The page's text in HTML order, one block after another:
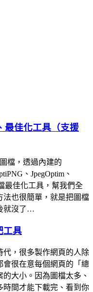
最佳化工具（支援
檔，透過內建的
、JpegOptim、
最佳化工具，幫我們全
法也很簡單，就是把圖檔
就沒了…
工具
代，很多製作網頁的人除
會很在意每個網頁的「總
大小。因為圖檔太多、
時間才能下載完、看到你